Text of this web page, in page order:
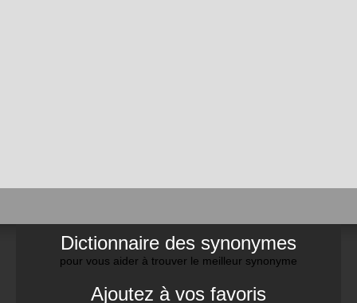
Dictionnaire des synonymes
pour vous aider à trouver le meilleur synonyme
Ajoutez à vos favoris